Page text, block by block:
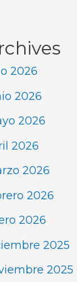
2026
2026
2026
2026
2026
2026
2026
2025
2025